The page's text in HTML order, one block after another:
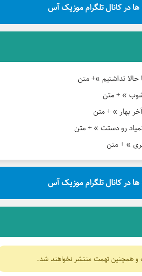
در کانال تلگرام موزیک آس
نداشتیم »+ متن
» + متن
بهار » + متن
رو دستت » + متن
» + متن
در کانال تلگرام موزیک آس
همچنین تهمت منتشر نخواهند شد.